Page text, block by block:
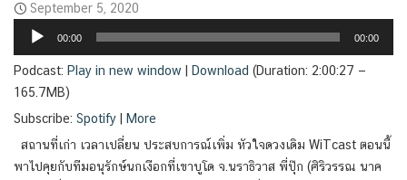
September 5, 2020
Audio
00:00 00:00
Podcast: Play in new window Download (Duration: 2:00:27 —
165.7MB)
Subscribe: Spotify
More
สถานที่เก่า เวลาเปลี่ยน ประสบการณ์เพิ่ม หัวใจดวงเดิม WiTcast ตอนนี้
พาไปคุยกับทีมอนุรักษ์นกเงือกที่เขาบูโด จ.นราธิวาส พี่ปุ๊ก (ศิริวรรณ นาค